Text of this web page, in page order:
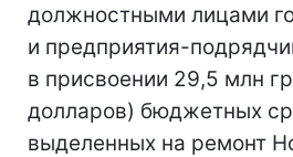
должностными лицами
и предприятия-
в присвоении 29,5 млн
долларов) бюджетных
выделенных на ремонт